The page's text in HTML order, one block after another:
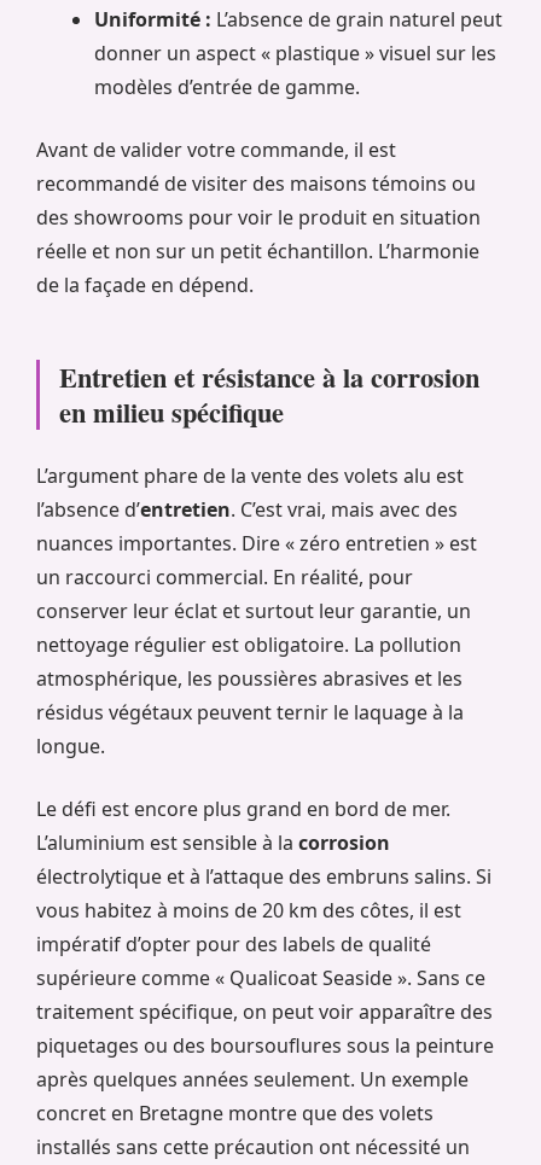
Uniformité : L’absence de grain naturel peut
donner un aspect « plastique » visuel sur les
modèles d’entrée de gamme.
Avant de valider votre commande, il est
recommandé de visiter des maisons témoins ou
des showrooms pour voir le produit en situation
réelle et non sur un petit échantillon. L’harmonie
de la façade en dépend.
Entretien et résistance à la corrosion
en milieu spécifique
L’argument phare de la vente des volets alu est
l’absence d’entretien. C’est vrai, mais avec des
nuances importantes. Dire « zéro entretien » est
un raccourci commercial. En réalité, pour
conserver leur éclat et surtout leur garantie, un
nettoyage régulier est obligatoire. La pollution
atmosphérique, les poussières abrasives et les
résidus végétaux peuvent ternir le laquage à la
longue.
Le défi est encore plus grand en bord de mer.
L’aluminium est sensible à la corrosion
électrolytique et à l’attaque des embruns salins. Si
vous habitez à moins de 20 km des côtes, il est
impératif d’opter pour des labels de qualité
supérieure comme « Qualicoat Seaside ». Sans ce
traitement spécifique, on peut voir apparaître des
piquetages ou des boursouflures sous la peinture
après quelques années seulement. Un exemple
concret en Bretagne montre que des volets
installés sans cette précaution ont nécessité un